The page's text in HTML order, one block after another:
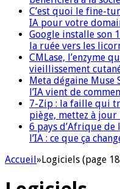
C’est quoi le fine-
IA pour votre
Google installe son
la ruée vers les
CMLase, l’enzyme
vieillissement
Meta dégaine Muse
l’IA vient de
7-Zip : la faille qui
piège, mettez à
6 pays d’Afrique de
l’IA : ce que ça
Accueil»Logiciels (page